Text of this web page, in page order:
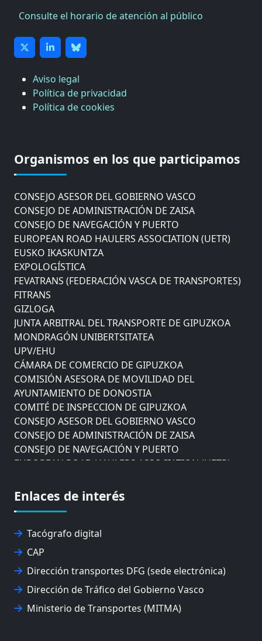
Consulte el horario de atención al público
Aviso legal
Política de privacidad
Política de cookies
Organismos en los que participamos
COMISIÓN ASESORA DE MOVILIDAD DEL
AYUNTAMIENTO DE DONOSTIA
COMITÉ DE INSPECCION DE GIPUZKOA
CONSEJO ASESOR DEL GOBIERNO VASCO
CONSEJO DE ADMINISTRACIÓN DE ZAISA
CONSEJO DE NAVEGACIÓN Y PUERTO
EUROPEAN ROAD HAULERS ASSOCIATION (UETR)
EUSKO IKASKUNTZA
EXPOLOGÍSTICA
FEVATRANS (FEDERACIÓN VASCA DE TRANSPORTES)
FITRANS
GIZLOGA
JUNTA ARBITRAL DEL TRANSPORTE DE GIPUZKOA
MONDRAGÓN UNIBERTSITATEA
UPV/EHU
CÁMARA DE COMERCIO DE GIPUZKOA
COMISIÓN ASESORA DE MOVILIDAD DEL
AYUNTAMIENTO DE DONOSTIA
COMITÉ DE INSPECCION DE GIPUZKOA
CONSEJO ASESOR DEL GOBIERNO VASCO
CONSEJO DE ADMINISTRACIÓN DE ZAISA
CONSEJO DE NAVEGACIÓN Y PUERTO
EUROPEAN ROAD HAULERS ASSOCIATION (UETR)
EXPOLOGÍSTICA
FEVATRANS (FEDERACIÓN VASCA DE TRANSPORTES)
FITRANS
GIZLOGA
MONDRAGÓN UNIBERTSITATEA
UPV/EHU
Enlaces de interés
Tacógrafo digital
CAP
Dirección transportes DFG (sede electrónica)
Dirección de Tráfico del Gobierno Vasco
Ministerio de Transportes (MITMA)